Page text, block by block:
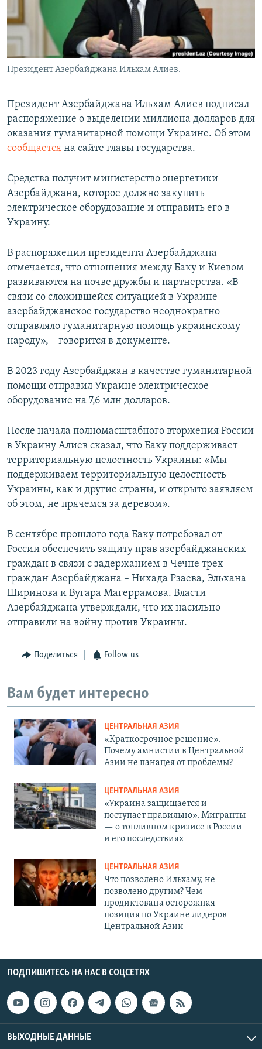
Президент Азербайджана Ильхам Алиев.
Президент Азербайджана Ильхам Алиев подписал
распоряжение о выделении миллиона долларов для
оказания гуманитарной помощи Украине. Об этом
сообщается на сайте главы государства.
Средства получит министерство энергетики
Азербайджана, которое должно закупить
электрическое оборудование и отправить его в
Украину.
В распоряжении президента Азербайджана
отмечается, что отношения между Баку и Киевом
развиваются на почве дружбы и партнерства. «В
связи со сложившейся ситуацией в Украине
азербайджанское государство неоднократно
отправляло гуманитарную помощь украинскому
народу», – говорится в документе.
В 2023 году Азербайджан в качестве гуманитарной
помощи отправил Украине электрическое
оборудование на 7,6 млн долларов.
После начала полномасштабного вторжения России
в Украину Алиев сказал, что Баку поддерживает
территориальную целостность Украины: «Мы
поддерживаем территориальную целостность
Украины, как и другие страны, и открыто заявляем
об этом, не прячемся за деревом».
В сентябре прошлого года Баку потребовал от
России обеспечить защиту прав азербайджанских
граждан в связи с задержанием в Чечне трех
граждан Азербайджана – Нихада Рзаева, Эльхана
Ширинова и Вугара Магеррамова. Власти
Азербайджана утверждали, что их насильно
отправили на войну против Украины.
Поделиться Follow us
Вам будет интересно
ЦЕНТРАЛЬНАЯ АЗИЯ
«Краткосрочное решение».
Почему амнистии в Центральной
Азии не панацея от проблемы?
ЦЕНТРАЛЬНАЯ АЗИЯ
«Украина защищается и
поступает правильно». Мигранты
— о топливном кризисе в России
и его последствиях
ЦЕНТРАЛЬНАЯ АЗИЯ
Что позволено Ильхаму, не
позволено другим? Чем
продиктована осторожная
позиция по Украине лидеров
Центральной Азии
ПОДПИШИТЕСЬ НА НАС В СОЦСЕТЯХ
ВЫХОДНЫЕ ДАННЫЕ